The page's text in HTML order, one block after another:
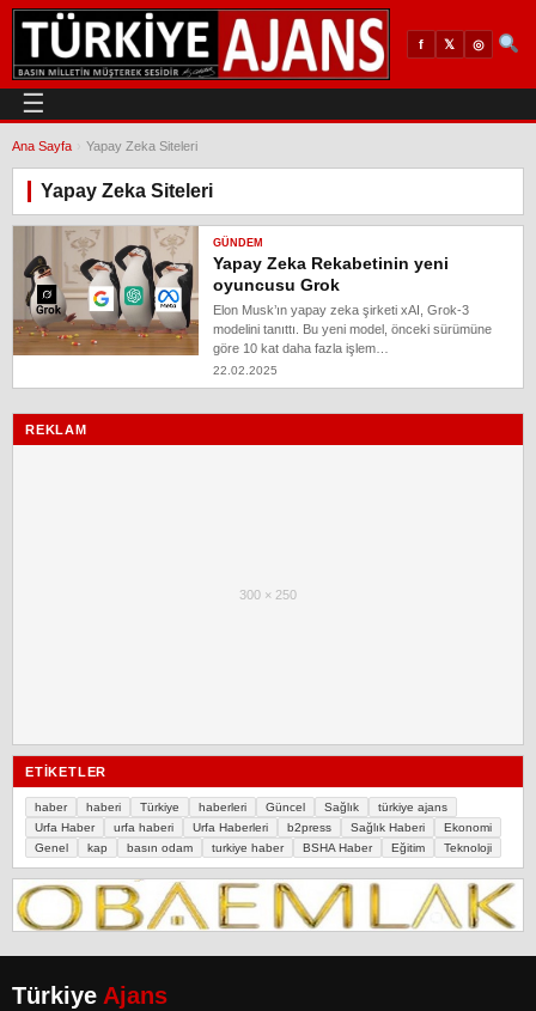
f 𝕏 ◎
☰
Ana Sayfa Yapay Zeka Siteleri
Yapay Zeka Siteleri
GÜNDEM
Yapay Zeka Rekabetinin yeni
oyuncusu Grok
Elon Musk’ın yapay zeka şirketi xAI, Grok-3
modelini tanıttı. Bu yeni model, önceki sürümüne
göre 10 kat daha fazla işlem…
22.02.2025
REKLAM
300 × 250
ETIKETLER
haber haberi Türkiye haberleri Güncel Sağlık
türkiye ajans
Urfa Haber
urfa haberi Urfa Haberleri b2press Sağlık Haberi
Ekonomi
Genel
kap basın odam turkiye haber BSHA Haber Eğitim Teknoloji
Türkiye Ajans